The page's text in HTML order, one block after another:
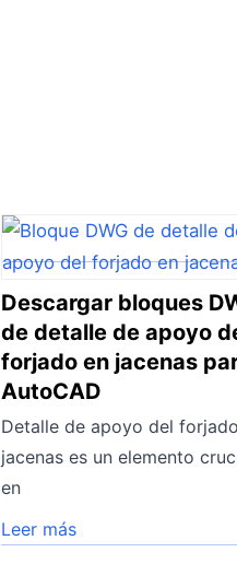
Descargar bloques
de detalle de apoyo
forjado en jacenas
AutoCAD
Detalle de apoyo del
jacenas es un elemento
en
Leer más